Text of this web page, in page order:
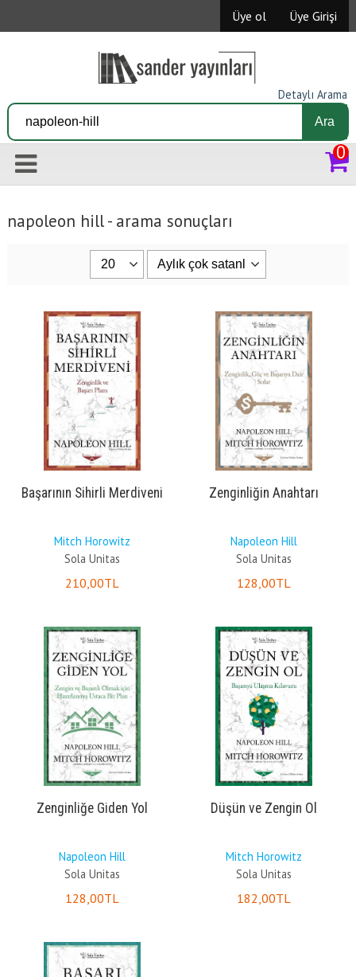
Üye ol Üye Girişi
Ara
Detaylı Arama
0
napoleon hill - arama sonuçları
Başarının Sihirli Merdiveni
Mitch Horowitz
Sola Unitas
210 ,00TL
Zenginliğin Anahtarı
Napoleon Hill
Sola Unitas
128 ,00TL
Zenginliğe Giden Yol
Napoleon Hill
Sola Unitas
128 ,00TL
Düşün ve Zengin Ol
Mitch Horowitz
Sola Unitas
182 ,00TL